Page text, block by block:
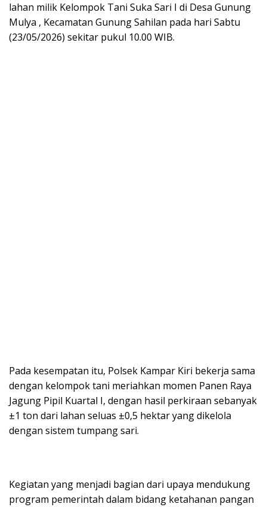
lahan milik Kelompok Tani Suka Sari I di Desa Gunung
Mulya , Kecamatan Gunung Sahilan pada hari Sabtu
(23/05/2026) sekitar pukul 10.00 WIB.
Pada kesempatan itu, Polsek Kampar Kiri bekerja sama
dengan kelompok tani meriahkan momen Panen Raya
Jagung Pipil Kuartal I, dengan hasil perkiraan sebanyak
±1 ton dari lahan seluas ±0,5 hektar yang dikelola
dengan sistem tumpang sari.
Kegiatan yang menjadi bagian dari upaya mendukung
program pemerintah dalam bidang ketahanan pangan